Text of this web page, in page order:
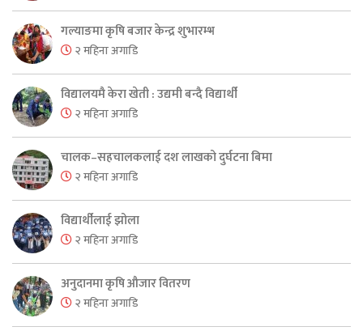
गल्याङमा कृषि बजार केन्द्र शुभारम्भ
२ महिना अगाडि
विद्यालयमै केरा खेती : उद्यमी बन्दै विद्यार्थी
२ महिना अगाडि
चालक–सहचालकलाई दश लाखको दुर्घटना बिमा
२ महिना अगाडि
विद्यार्थीलाई झोला
२ महिना अगाडि
अनुदानमा कृषि औजार वितरण
२ महिना अगाडि